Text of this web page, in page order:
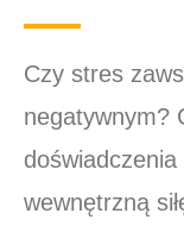
Czy stres
negatywnym?
doświadczenia
wewnętrzną